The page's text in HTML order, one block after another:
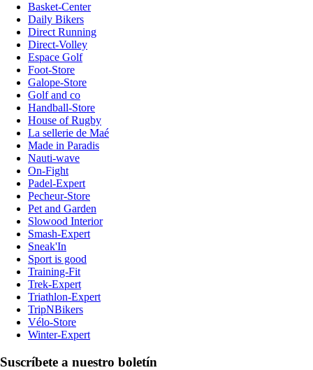
Basket-Center
Daily Bikers
Direct Running
Direct-Volley
Espace Golf
Foot-Store
Galope-Store
Golf and co
Handball-Store
House of Rugby
La sellerie de Maé
Made in Paradis
Nauti-wave
On-Fight
Padel-Expert
Pecheur-Store
Pet and Garden
Slowood Interior
Smash-Expert
Sneak'In
Sport is good
Training-Fit
Trek-Expert
Triathlon-Expert
TripNBikers
Vélo-Store
Winter-Expert
Suscríbete a nuestro boletín